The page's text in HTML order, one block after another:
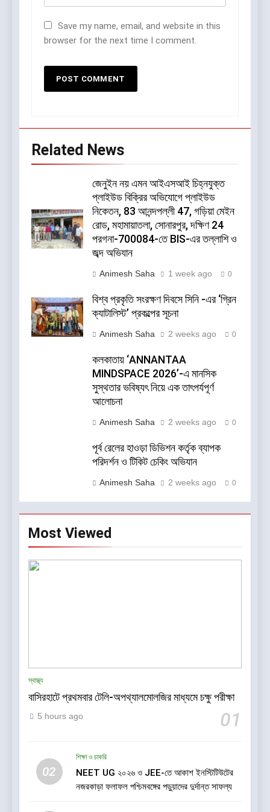
Save my name, email, and website in this
browser for the next time I comment.
Related News
জেনুইন নয় এমন আইএসআই চিহ্নযুক্ত
প্লাইউড বিক্রির অভিযোগে প্লাইউড
নিকেতন, 83 আনন্দপল্লী 47, গড়িয়া মেইন
রোড, মহামায়াতলা, সোনারপুর, দক্ষিণ 24
পরগনা-700084-তে BIS-এর তল্লাশি ও
জব্দ অভিযান
Animesh Saha 1 week ago 0
বিশ্ব প্রকৃতি সংরক্ষণ দিবসে সিনি -এর ‘গ্রিন
ক্যাটালিস্ট’ প্রকল্পের সূচনা
Animesh Saha 2 weeks ago 0
কলকাতায় ‘ANNANTAA
MINDSPACE 2026’-এ মানসিক
সুস্থতার ভবিষ্যৎ নিয়ে এক তাৎপর্যপূর্ণ
আলোচনা
Animesh Saha 2 weeks ago 0
পূর্ব রেলের হাওড়া ডিভিশন কর্তৃক ব্যাপক
পরিদর্শন ও টিকিট চেকিং অভিযান
Animesh Saha 2 weeks ago 0
Most Viewed
স্বাস্থ্য
বাসিরহাটে প্রথমবার টেলি-অপথ্যালমোলজির মাধ্যমে চক্ষু পরীক্ষা
01
5 hours ago
02
শিক্ষা ও চাকরি
NEET UG ২০২৬ ও JEE-তে আকাশ ইনস্টিটিউটের
নজরকাড়া ফলাফল পশ্চিমবঙ্গের পড়ুয়াদের দুর্দান্ত সাফল্য